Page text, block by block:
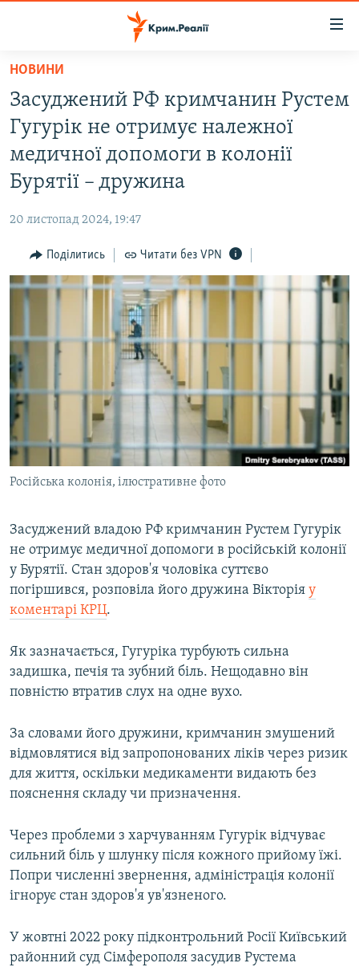
Перейти
основного
матеріалу
Перейти
до
основної
Перейти
пошуку
ВОДА.КРИМ
ВІДЕО ТА ФОТО
ПОЛІТИКА
ІНТЕРВ'Ю
ВСЕ ЗА ДЕНЬ
ДЕПОРТАЦІЯ
ВІДЕОУРОКИ «ELIFBE»
СВІДЧЕННЯ ОКУПАЦІЇ
УКРАЇНСЬКА ПРОБЛЕМА КРИМУ
ЯК ОБІЙТИ БЛОКУВАННЯ
Русский
Qırımtatar
ДОЛУЧАЙСЯ!
Усі сайти RFE/RL
НОВИНИ
Засуджений РФ кримчанин Рустем
Гугурік не отримує належної
медичної допомоги в колонії
Бурятії – дружина
20 листопад 2024, 19:47
Поділитись Читати без VPN
Російська колонія, ілюстративне фото
Засуджений владою РФ кримчанин Рустем Гугурік
не отримує медичної допомоги в російській колонії
у Бурятії. Стан здоров'я чоловіка суттєво
погіршився, розповіла його дружина Вікторія у
коментарі КРЦ.
Як зазначається, Гугуріка турбують сильна
задишка, печія та зубний біль. Нещодавно він
повністю втратив слух на одне вухо.
За словами його дружини, кримчанин змушений
відмовлятися від запропонованих ліків через ризик
для життя, оскільки медикаменти видають без
пояснення складу чи призначення.
Через проблеми з харчуванням Гугурік відчуває
сильний біль у шлунку після кожного прийому їжі.
Попри численні звернення, адміністрація колонії
ігнорує стан здоров'я ув'язненого.
У жовтні 2022 року підконтрольний Росії Київський
районний суд Сімферополя засудив Рустема